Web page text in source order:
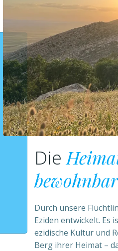
Die
Durch unsere
Eziden entwickelt. Es
ezidische Kultur und
Berg ihrer Heimat –